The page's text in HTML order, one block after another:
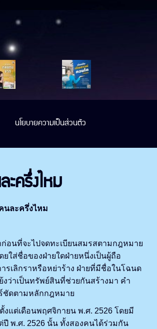
นโยบายความเป็นส่วนตัว
ครึ่งไหม
นละครึ่งไหม
นที่จะไปจดทะเบียนสมรสตามกฎหมาย
ส่ชื่อของฝ่ายใดฝ่ายหนึ่งเป็นผู้ถือ
เลิกราหรือหย่าร้าง ฝ่ายที่มีชื่อในโฉนด
ว่าเป็นทรัพย์สินที่ช่วยกันสร้างมา คำ
ชัดตามหลักกฎหมาย
ต่เดือนพฤศจิกายน พ.ศ. 2526 โดยมี
พ.ศ. 2526 นั้น ทั้งสองคนได้ร่วมกัน